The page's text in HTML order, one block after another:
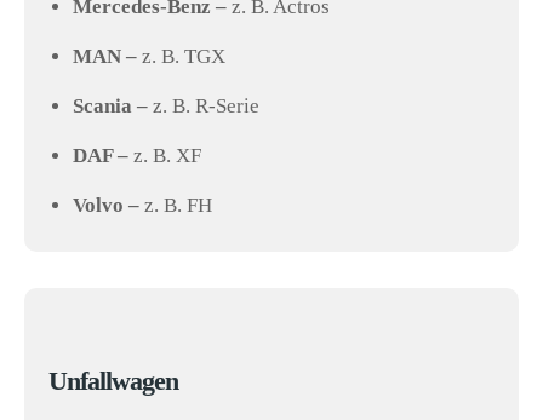
Mercedes-Benz – z. B. Actros
MAN – z. B. TGX
Scania – z. B. R-Serie
DAF – z. B. XF
Volvo – z. B. FH
Unfallwagen